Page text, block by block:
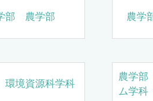
部 農学部 農学
境資源科学科
農学
ム学科